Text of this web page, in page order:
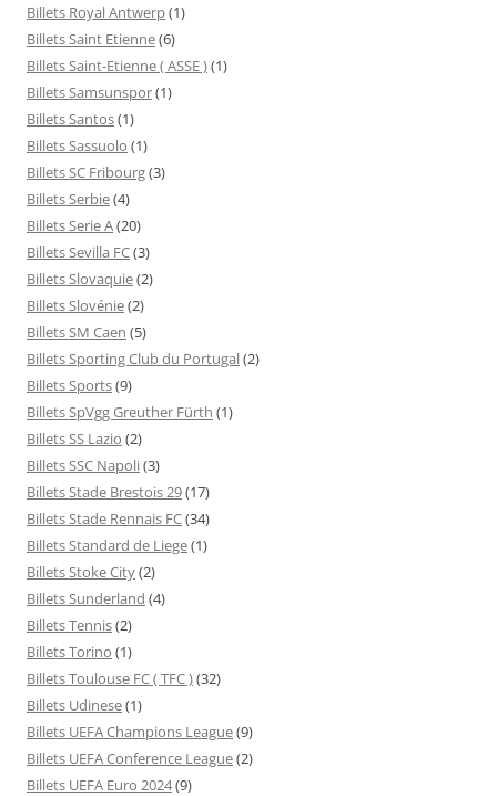
Billets Royal Antwerp(1)
Billets Saint Etienne(6)
Billets Saint-Etienne ( ASSE )(1)
Billets Samsunspor(1)
Billets Santos(1)
Billets Sassuolo (1)
Billets SC Fribourg(3)
Billets Serbie(4)
Billets Serie A(20)
Billets Sevilla FC(3)
Billets Slovaquie(2)
Billets Slovénie(2)
Billets SM Caen (5)
Billets Sporting Club du Portugal(2)
Billets Sports(9)
Billets SpVgg Greuther Fürth (1)
Billets SS Lazio (2)
Billets SSC Napoli(3)
Billets Stade Brestois 29(17)
Billets Stade Rennais FC(34)
Billets Standard de Liege(1)
Billets Stoke City(2)
Billets Sunderland (4)
Billets Tennis(2)
Billets Torino (1)
Billets Toulouse FC ( TFC )(32)
Billets Udinese(1)
Billets UEFA Champions League(9)
Billets UEFA Conference League(2)
Billets UEFA Euro 2024(9)